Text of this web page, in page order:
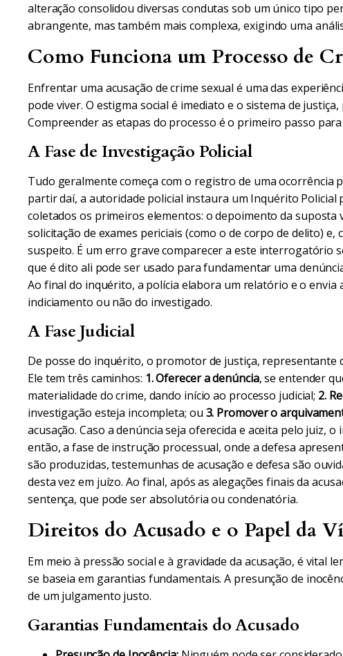
alteração consolidou diversas condutas sob um único tipo
abrangente, mas também mais complexa, exigindo uma
Como Funciona um Processo de
Enfrentar uma acusação de crime sexual é uma das
pode viver. O estigma social é imediato e o sistema de
Compreender as etapas do processo é o primeiro passo
A Fase de Investigação Policial
Tudo geralmente começa com o registro de uma ocorrência
partir daí, a autoridade policial instaura um Inquérito Policial
coletados os primeiros elementos: o depoimento da suposta
solicitação de exames periciais (como o de corpo de delito)
suspeito. É um erro grave comparecer a este interrogatório
que é dito ali pode ser usado para fundamentar uma
Ao final do inquérito, a polícia elabora um relatório e o
indiciamento ou não do investigado.
A Fase Judicial
De posse do inquérito, o promotor de justiça, representante
Ele tem três caminhos: 1. Oferecer a denúncia, se entender
materialidade do crime, dando início ao processo judicial; 2.
investigação esteja incompleta; ou 3. Promover o
acusação. Caso a denúncia seja oferecida e aceita pelo juiz,
então, a fase de instrução processual, onde a defesa
são produzidas, testemunhas de acusação e defesa são
desta vez em juízo. Ao final, após as alegações finais da
sentença, que pode ser absolutória ou condenatória.
Direitos do Acusado e o Papel da
Em meio à pressão social e à gravidade da acusação, é vital
se baseia em garantias fundamentais. A presunção de
de um julgamento justo.
Garantias Fundamentais do Acusado